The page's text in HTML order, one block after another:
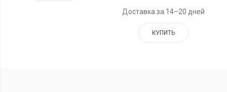
Доставка за 14–20 дней
КУПИТЬ